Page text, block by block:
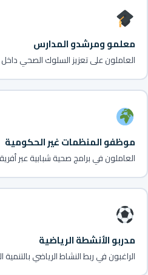
معلمو ومرشدو المدارس
العاملون على تعزيز السلوك الصحي داخل
موظفو المنظمات غير الحكومية
العاملون في برامج صحية شبابية عبر
مدربو الأنشطة الرياضية
الراغبون في ربط النشاط الرياضي